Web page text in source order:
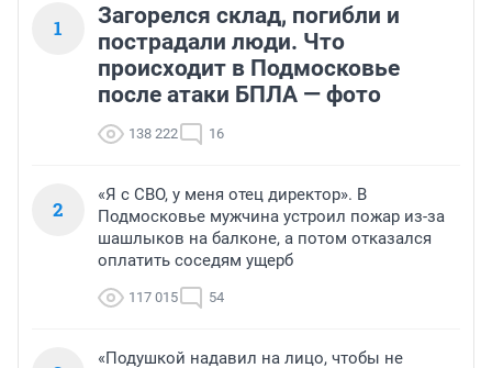
1
Загорелся склад, погибли и
пострадали люди. Что
происходит в Подмосковье
после атаки БПЛА — фото
138 222 16
2
«Я с СВО, у меня отец директор». В
Подмосковье мужчина устроил пожар из-за
шашлыков на балконе, а потом отказался
оплатить соседям ущерб
117 015 54
«Подушкой надавил на лицо, чтобы не